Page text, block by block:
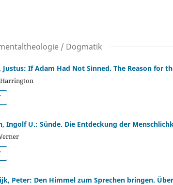
/ Dogmatik
Justus: If Adam Had Not Sinned. The Reason for
Ingolf U.: Sünde. Die Entdeckung der
Peter: Den Himmel zum Sprechen bringen.